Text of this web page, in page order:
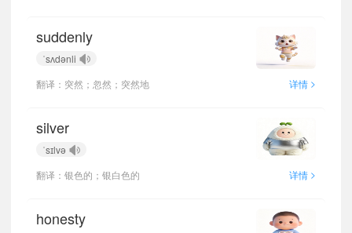
suddenly
ˈsʌdənli
翻译：突然；忽然；突然地
详情 >
silver
ˈsɪlvə
翻译：银色的；银白色的
详情 >
honesty